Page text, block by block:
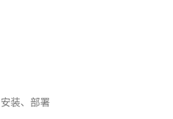
装、部署